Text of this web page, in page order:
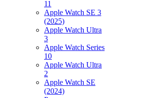
11
Apple Watch SE 3
(2025)
Apple Watch Ultra
3
Apple Watch Series
10
Apple Watch Ultra
2
Apple Watch SE
(2024)